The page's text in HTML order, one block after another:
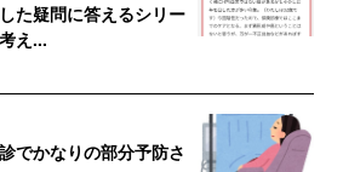
た疑問に答えるシリー
え...
でかなりの部分予防さ